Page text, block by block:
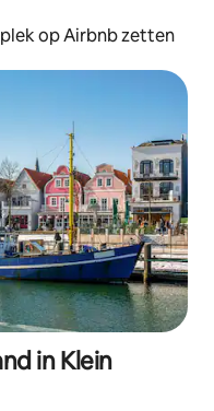
op Airbnb zetten
in Klein